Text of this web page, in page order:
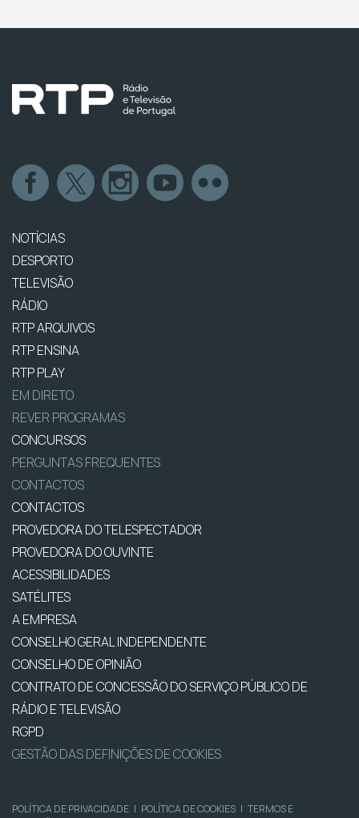
NOTÍCIAS
DESPORTO
TELEVISÃO
RÁDIO
RTP ARQUIVOS
RTP ENSINA
RTP PLAY
EM DIRETO
REVER PROGRAMAS
CONCURSOS
PERGUNTAS FREQUENTES
CONTACTOS
CONTACTOS
PROVEDORA DO TELESPECTADOR
PROVEDORA DO OUVINTE
ACESSIBILIDADES
SATÉLITES
A EMPRESA
CONSELHO GERAL INDEPENDENTE
CONSELHO DE OPINIÃO
CONTRATO DE CONCESSÃO DO SERVIÇO PÚBLICO DE
RÁDIO E TELEVISÃO
RGPD
GESTÃO DAS DEFINIÇÕES DE COOKIES
POLÍTICA DE PRIVACIDADE | POLÍTICA DE COOKIES | TERMOS E